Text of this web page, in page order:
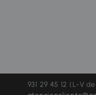
931 29 45 12 (L-V